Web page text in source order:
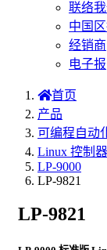
联络我
中国
经销商
电子报
首页
产品
可编程自动
Linux 控制器
LP-9000
LP-9821
LP-9821